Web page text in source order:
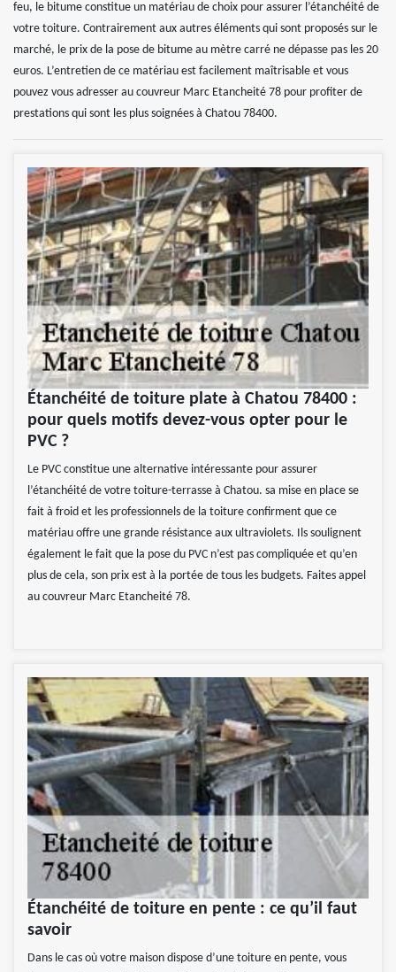
feu, le bitume constitue un matériau de choix pour assurer l’étanchéité de
votre toiture. Contrairement aux autres éléments qui sont proposés sur le
marché, le prix de la pose de bitume au mètre carré ne dépasse pas les 20
euros. L’entretien de ce matériau est facilement maîtrisable et vous
pouvez vous adresser au couvreur Marc Etancheité 78 pour profiter de
prestations qui sont les plus soignées à Chatou 78400.
Étanchéité de toiture plate à Chatou 78400 :
pour quels motifs devez-vous opter pour le
PVC ?
Le PVC constitue une alternative intéressante pour assurer
l’étanchéité de votre toiture-terrasse à Chatou. sa mise en place se
fait à froid et les professionnels de la toiture confirment que ce
matériau offre une grande résistance aux ultraviolets. Ils soulignent
également le fait que la pose du PVC n’est pas compliquée et qu’en
plus de cela, son prix est à la portée de tous les budgets. Faites appel
au couvreur Marc Etancheité 78.
Étanchéité de toiture en pente : ce qu’il faut
savoir
Dans le cas où votre maison dispose d’une toiture en pente, vous